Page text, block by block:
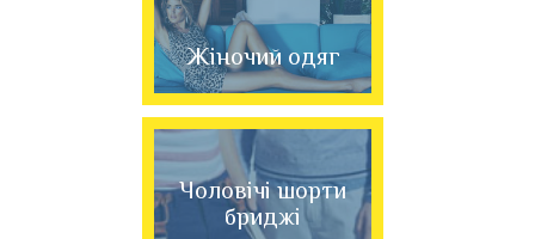
Жіночий одяг
Чоловічі шорти
бриджі